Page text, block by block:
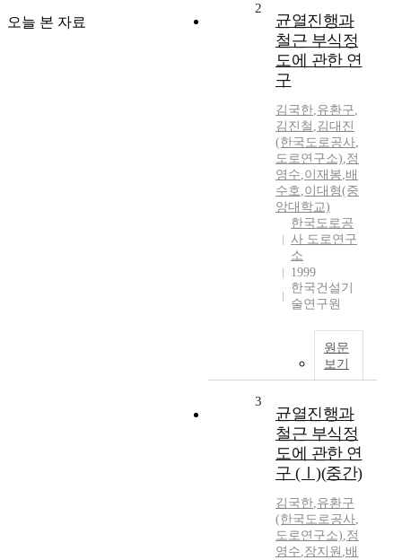
오늘 본 자료
2
균열진행과
철근 부식정
도에 관한 연
구
김국한,유환구,
김진철 ,김대진
(한국도로공사,
도로연구소),정
영수,이재봉,배
수호,이대형(중
앙대학교)
한국도로공
사 도로연구
소
1999
한국건설기
술연구원
원문
보기
3
균열진행과
철근 부식정
도에 관한 연
구 (Ⅰ)(중간)
김국한,유환구
(한국도로공사,
도로연구소),정
영수,장지원 ,배